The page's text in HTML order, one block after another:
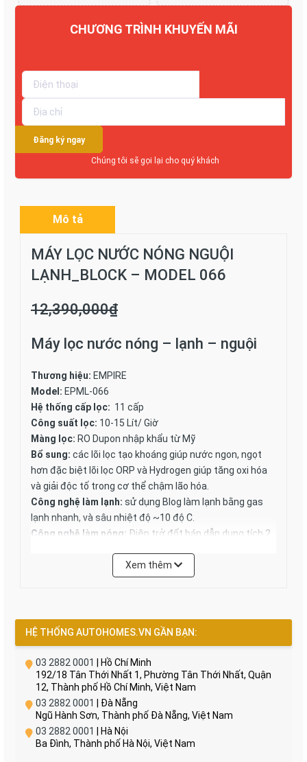
CHƯƠNG TRÌNH KHUYẾN MÃI
Đăng ký ngay
Chúng tôi sẽ gọi lại cho quý khách
Mô tả
MÁY LỌC NƯỚC NÓNG NGUỘI
LẠNH_BLOCK – MODEL 066
12,390,000₫
Máy lọc nước nóng – lạnh – nguội
Thương hiệu: EMPIRE
Model: EPML-066
Hệ thống cấp lọc: 11 cấp
Công suất lọc: 10-15 Lít/ Giờ
Màng lọc: RO Dupon nhập khẩu từ Mỹ
Bổ sung: các lõi lọc tạo khoáng giúp nước ngon, ngọt
hơn đặc biệt lõi lọc ORP và Hydrogen giúp tăng oxi hóa
và giải độc tố trong cơ thể chậm lão hóa.
Công nghệ làm lạnh: sử dụng Blog làm lạnh bằng gas
lạnh nhanh, và sâu nhiệt độ ~10 độ C.
Công nghệ làm nóng: Điện trở đốt bán dẫn dung tích 2
Công suất máy lọc:36w
Máy lọc nước Empire nóng – lạnh -nguội model EPML –
066 được sản xuất theo theo tiêu chuẩn ISO 9001: 2015
và đạt chứng nhận an toàn QCVN 4:2009/BKHCN.
Cấu tạo máy lọc nước EMPIRE
Nóng – Nguội – Lạnh.
Máy lọc nước Nóng – Nguội – Lạnh được cấu tạo từ các
bộ phận như khung tủ, bộ phận điện, bộ phận các cấp
Xem thêm
HỆ THỐNG AUTOHOMES.VN GẦN BẠN:
03 2882 0001
| Hồ Chí Minh
192/18 Tân Thới Nhất 1, Phường Tân Thới Nhất, Quận
12, Thành phố Hồ Chí Minh, Việt Nam
03 2882 0001
| Đà Nẵng
Ngũ Hành Sơn, Thành phố Đà Nẵng, Việt Nam
03 2882 0001
| Hà Nội
Ba Đình, Thành phố Hà Nội, Việt Nam